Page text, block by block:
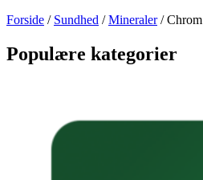
Forside / Sundhed /Mineraler/ Chrom
Populære kategorier